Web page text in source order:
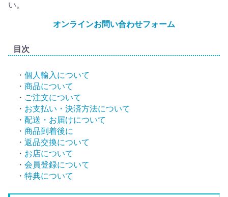
い。
オンラインお問い合わせフォーム
目次
・ 個人輸入について
・ 商品について
・ ご注文について
・ お支払い・決済方法について
・ 配送・お届けについて
・ 商品到着後に
・ 返品交換について
・ お店について
・ 会員登録について
・ 特典について